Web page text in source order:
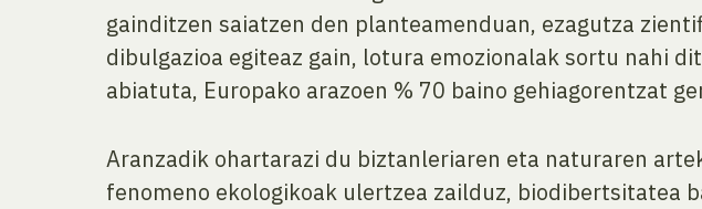
gainditzen saiatzen den planteamenduan, ezagutza
dibulgazioa egiteaz gain, lotura emozionalak sortu nahi
abiatuta, Europako arazoen % 70 baino gehiagorentzat
Aranzadik ohartarazi du biztanleriaren eta naturaren
fenomeno ekologikoak ulertzea zailduz, biodibertsitatea